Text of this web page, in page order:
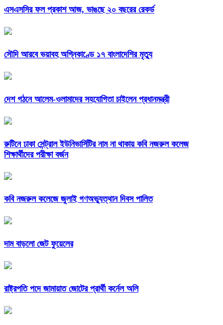
এসএসসির ফল প্রকাশ আজ, ভাঙছে ২০ বছরের রেকর্ড
সৌদি আরবে ভয়াবহ অগ্নিকাণ্ডে ১৭ বাংলাদেশির মৃত্যু
দেশ গঠনে আলেম-ওলামাদের সহযোগিতা চাইলেন প্রধানমন্ত্রী
রুটিনে ঢাকা সেন্ট্রাল ইউনিভার্সিটির নাম না থাকায় কবি নজরুল কলেজ
শিক্ষার্থীদের পরীক্ষা বর্জন
কবি নজরুল কলেজে জুলাই গণঅভ্যুত্থান দিবস পালিত
দাম বাড়লো জেট ফুয়েলের
রাষ্ট্রপতি পদে জামায়াত জোটের প্রার্থী কর্নেল অলি